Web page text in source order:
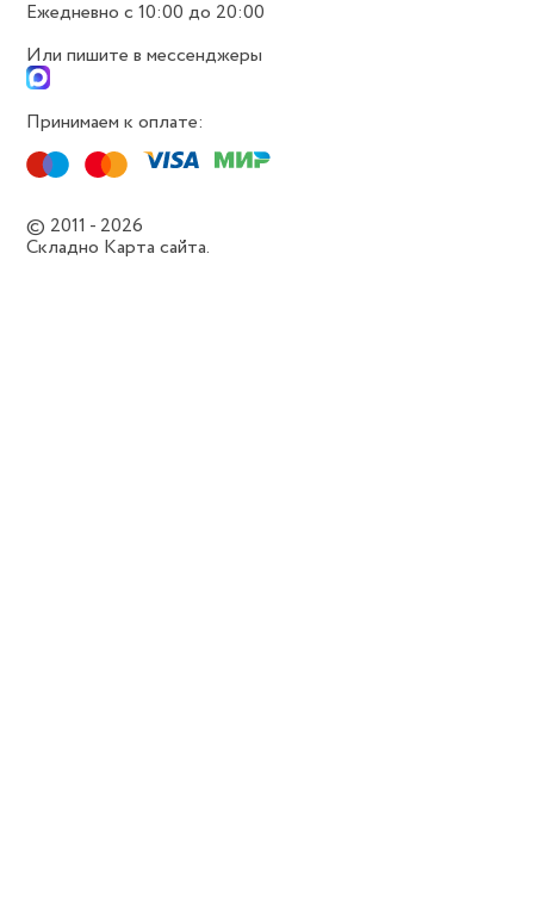
Ежедневно с 10:00 до 20:00
Или пишите в мессенджеры
Принимаем к оплате:
© 2011 - 2026
Складно Карта сайта.